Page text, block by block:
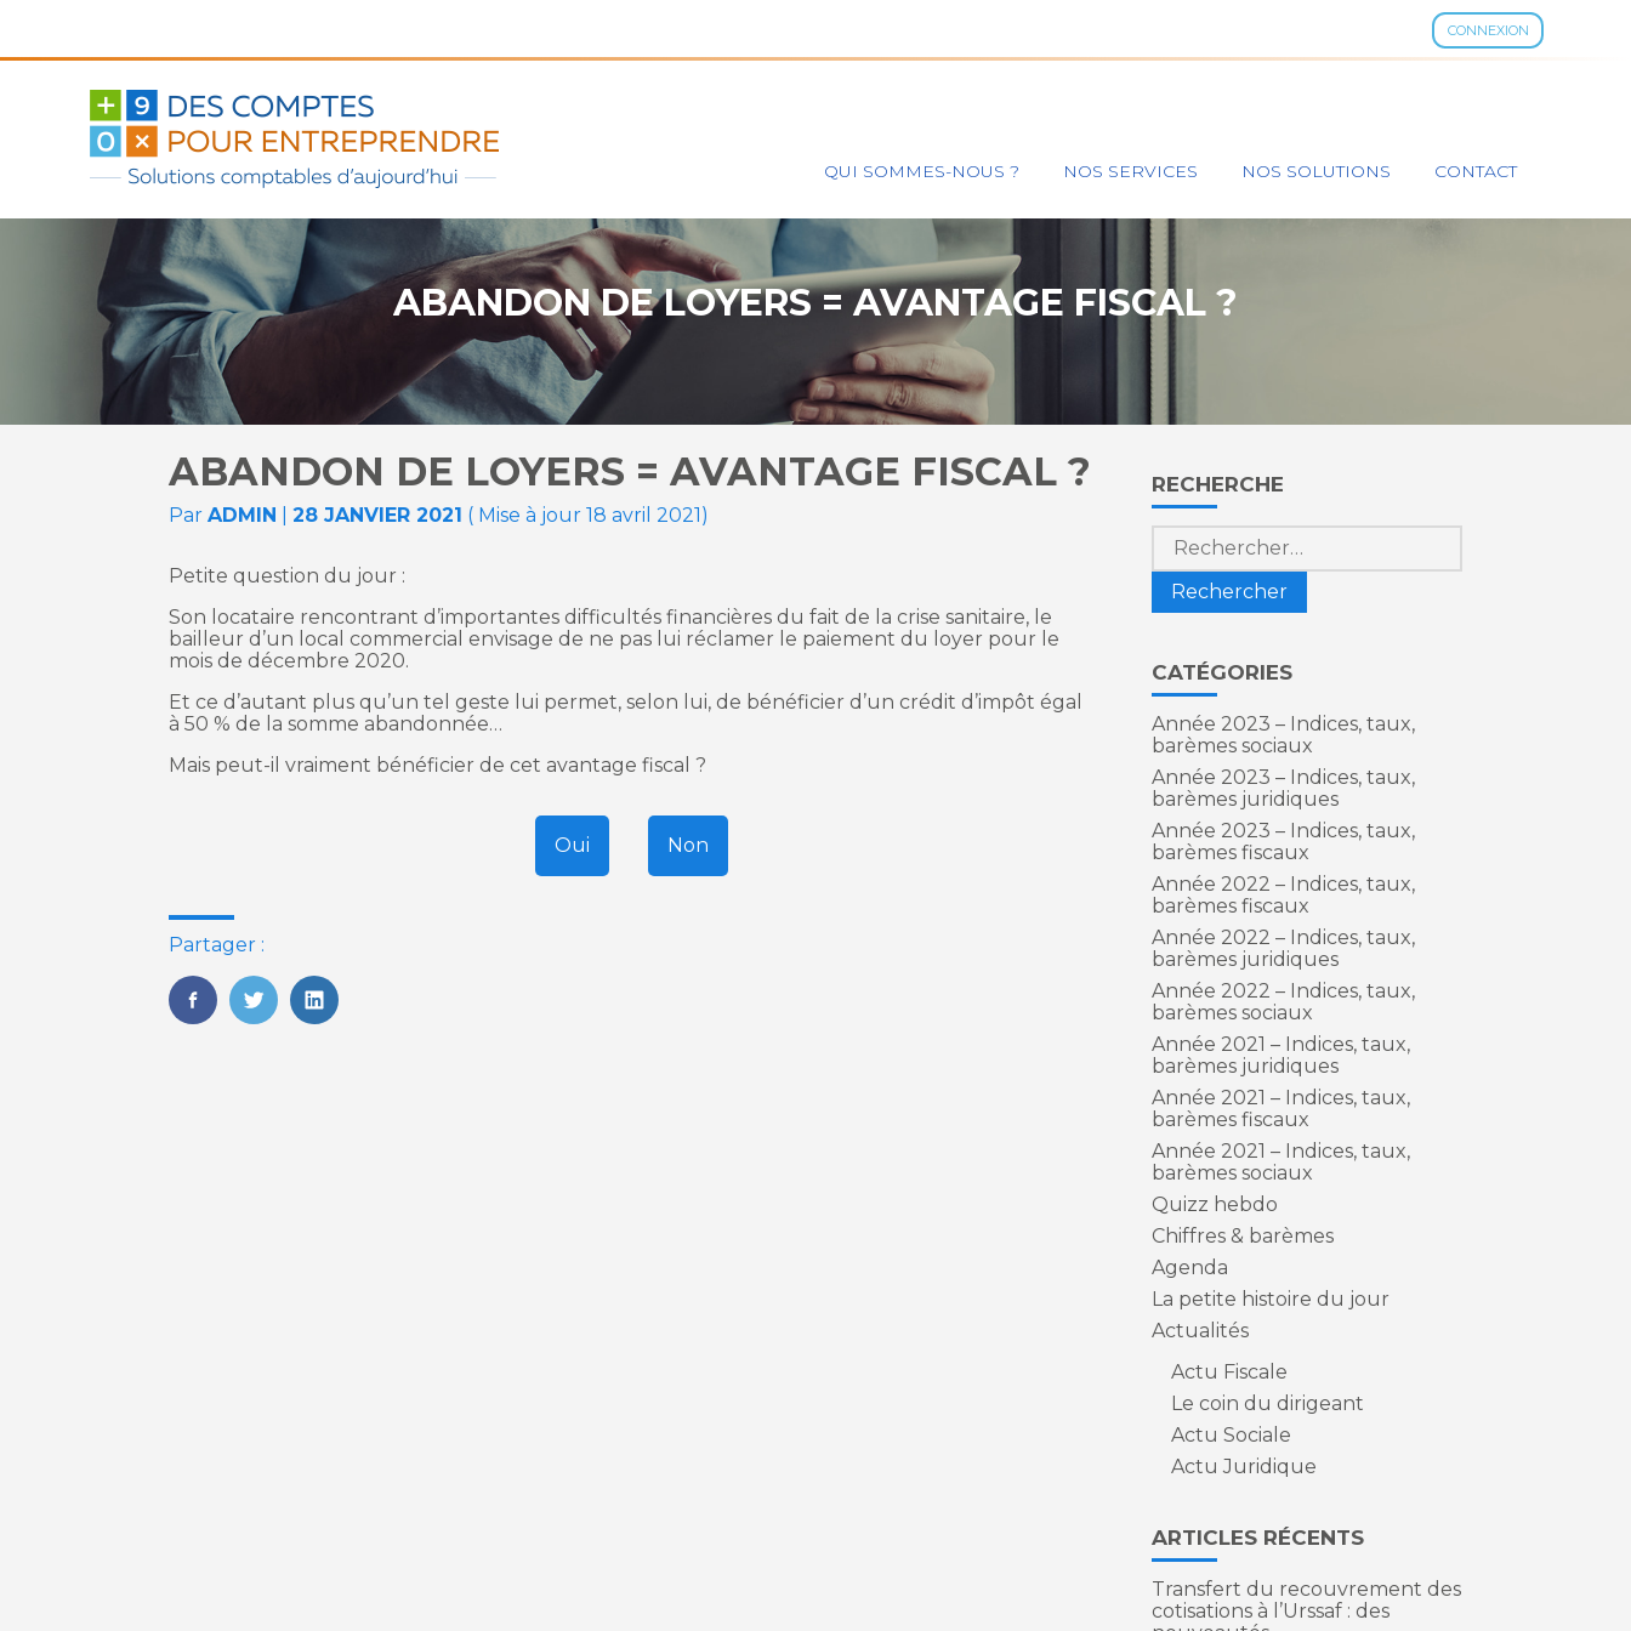
CONNEXION
au
contenu
Principal
QUI SOMMES-NOUS ? NOS SERVICES NOS SOLUTIONS CONTACT
ABANDON DE LOYERS = AVANTAGE FISCAL ?
ABANDON DE LOYERS = AVANTAGE FISCAL ?
ParADMIN |28 JANVIER 2021 ( Mise à jour 18 avril 2021)
Petite question du jour :
Son locataire rencontrant d’importantes difficultés financières du fait de la crise sanitaire, le
bailleur d’un local commercial envisage de ne pas lui réclamer le paiement du loyer pour le
mois de décembre 2020.
Et ce d’autant plus qu’un tel geste lui permet, selon lui, de bénéficier d’un crédit d’impôt égal
à 50 % de la somme abandonnée…
Mais peut-il vraiment bénéficier de cet avantage fiscal ?
Oui Non
Partager :
FaceBook
TwitterLinkedIn
Blog
sidebar
RECHERCHE
Rechercher :
CATÉGORIES
Année 2023 – Indices, taux,
barèmes sociaux
Année 2023 – Indices, taux,
barèmes juridiques
Année 2023 – Indices, taux,
barèmes fiscaux
Année 2022 – Indices, taux,
barèmes fiscaux
Année 2022 – Indices, taux,
barèmes juridiques
Année 2022 – Indices, taux,
barèmes sociaux
Année 2021 – Indices, taux,
barèmes juridiques
Année 2021 – Indices, taux,
barèmes fiscaux
Année 2021 – Indices, taux,
barèmes sociaux
Quizz hebdo
Chiffres & barèmes
Agenda
La petite histoire du jour
Actualités
Actu Fiscale
Le coin du dirigeant
Actu Sociale
Actu Juridique
ARTICLES RÉCENTS
Transfert du recouvrement des
cotisations à l’Urssaf : des